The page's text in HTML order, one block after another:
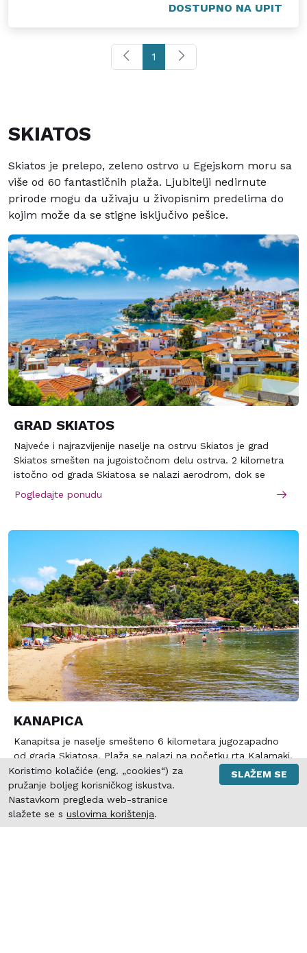
DOSTUPNO NA UPIT
1
SKIATOS
Skiatos je prelepo, zeleno ostrvo u Egejskom moru sa
više od 60 fantastičnih plaža. Ljubitelji nedirnute
prirode mogu da uživaju u živopisnim predelima do
kojim može da se stigne isključivo pešice.
GRAD SKIATOS
Najveće i najrazvijenije naselje na ostrvu Skiatos je grad
Skiatos smešten na jugoistočnom delu ostrva. 2 kilometra
istočno od grada Skiatosa se nalazi aerodrom, dok se
zapadno od grada redjaju prelepe peščane plaže. Grad
Skiatos je izgradjen na dva brda a ispred grada se nalazi
Pogledajte ponudu
KANAPICA
Kanapitsa je naselje smešteno 6 kilometara jugozapadno
od grada Skiatosa. Plaža se nalazi na početku rta Kalamaki.
Na istočnoj strani rta Kalamaki se nalaze tri zaliva: Sklithri,
Tzaneria i Kanapitsa, od kojih je zaliv Kanapitsa najpoznatiji
i najlepši. Prvi zaliv na koji se nailazi je mali zaliv Sklithri, sa
kristalno čistom vodom. Sledeći je zaliv Tzaneria, a
poslednji i najlepši zaliv je Kanapitsa.
Pogledajte ponudu
Koristimo kolačiće (eng. „cookies“) za
pružanje boljeg korisničkog iskustva.
Nastavkom pregleda web-stranice
slažete se s uslovima korištenja.
SLAŽEM SE